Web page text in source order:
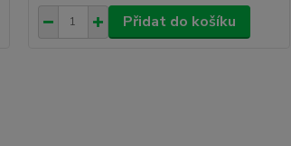
Přidat do košíku